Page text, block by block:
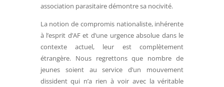
association parasitaire démontre sa nocivité.
La notion de compromis nationaliste, inhérente
à l’esprit d’AF et d’une urgence absolue dans le
contexte actuel, leur est complètement
étrangère. Nous regrettons que nombre de
jeunes soient au service d’un mouvement
dissident qui n’a rien à voir avec la véritable